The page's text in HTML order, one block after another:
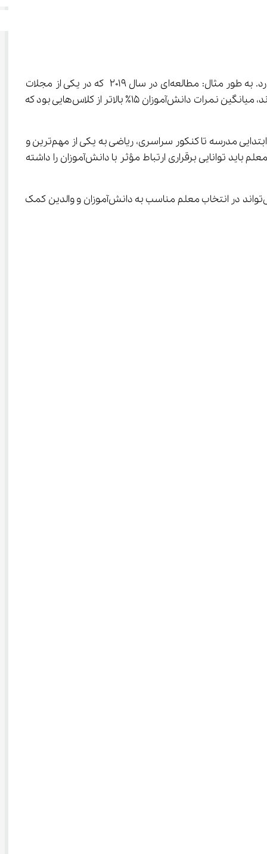
و سایر دروس تأثیر زیادی بر میزان یادگیری دانش‌آموزان دارد. به طور مثال: مطالعه‌ای در سال ۲۰۱۹ که در یکی از مجلات
معتبر آموزشی منتشر شد، نشان داد که وقتی معلمان از تکنیک‌های فعال یادگیری مانند کار گروهی و بحث‌های کلاسی استفاده کردند، میانگین نمرات دانش‌آموزان ۱۵٪ بالاتر از کلاس‌هایی بود که
سبک های آموزشی یک معلم ریاضی دریچه های جدیدی از فهم و درک را برای دانش‌آموزان در عرصه ریاضی باز کرده است. از روزهای ابتدایی مدرسه تا کنکور سراسری، ریاضی به یکی از مهم‌ترین و
چالش‌برانگیزترین مسائل تبدیل شده است. وقتی نام بهترین معلم ریاضی به میان می‌آید، چه ویژگی‌هایی را مد نظر دارید؟ آیا این معلم باید توانایی برقراری ارتباط مؤثر با دانش‌آموزان را داشته
در این مقاله از مدرسه مجازی آی نو، به معرفی انواع تکنیک‌های آموزشی و ویژگی‌های معلمان برجسته ریاضی خواهیم پرداخت که می‌تواند در انتخاب معلم مناسب به دانش‌آموزان و والدین کمک